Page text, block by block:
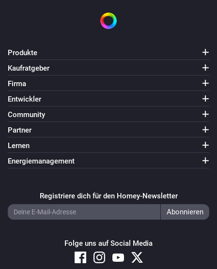
Der Batterie-Alarm ist ausgegangen
Der Feuer-Alarm ist angegangen
Smoke-Fire Detector
Temperature Sensor
Der Batterie-Alarm ist ausgegangen
Temperature Sensor
Die Temperatur hat sich geändert
Produkte
Kaufratgeber
Firma
Entwickler
Community
Partner
Lernen
Energiemanagement
Registriere dich für den Homey-Newsletter
Folge uns auf Social Media